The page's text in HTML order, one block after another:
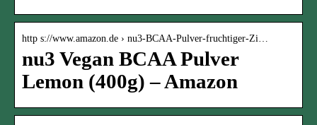
http s://www.amazon.de › nu3-BCAA-Pulver-fruchtiger-Zi…
nu3 Vegan BCAA Pulver
Lemon (400g) – Amazon